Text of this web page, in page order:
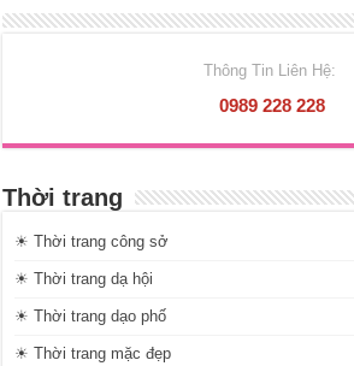
Thông Tin Liên Hệ:
0989 228 228
Thời trang
☀ Thời trang công sở
☀ Thời trang dạ hội
☀ Thời trang dạo phố
☀ Thời trang mặc đẹp